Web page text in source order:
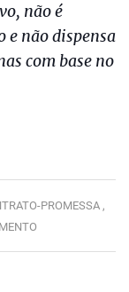
não é
e não dispensa
com base no
PROMESSA ,